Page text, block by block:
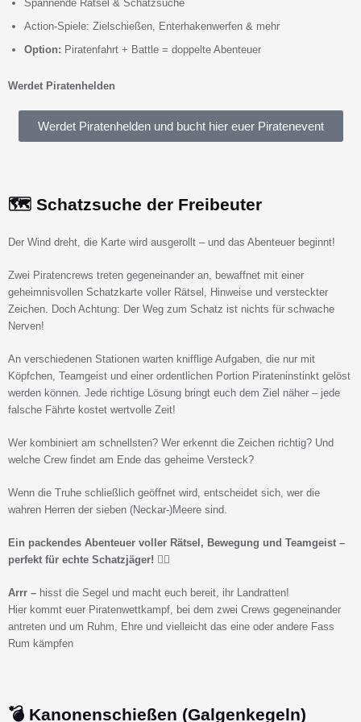
Spannende Rätsel & Schatzsuche
Action-Spiele: Zielschießen, Enterhakenwerfen & mehr
Option: Piratenfahrt + Battle = doppelte Abenteuer
Werdet Piratenhelden
Werdet Piratenhelden und bucht hier euer Piratenevent
🗺️ Schatzsuche der Freibeuter
Der Wind dreht, die Karte wird ausgerollt – und das Abenteuer beginnt!
Zwei Piratencrews treten gegeneinander an, bewaffnet mit einer
geheimnisvollen Schatzkarte voller Rätsel, Hinweise und versteckter
Zeichen. Doch Achtung: Der Weg zum Schatz ist nichts für schwache
Nerven!
An verschiedenen Stationen warten knifflige Aufgaben, die nur mit
Köpfchen, Teamgeist und einer ordentlichen Portion Pirateninstinkt gelöst
werden können. Jede richtige Lösung bringt euch dem Ziel näher – jede
falsche Fährte kostet wertvolle Zeit!
Wer kombiniert am schnellsten? Wer erkennt die Zeichen richtig? Und
welche Crew findet am Ende das geheime Versteck?
Wenn die Truhe schließlich geöffnet wird, entscheidet sich, wer die
wahren Herren der sieben (Neckar-)Meere sind.
Ein packendes Abenteuer voller Rätsel, Bewegung und Teamgeist –
perfekt für echte Schatzjäger! 🏴‍☠️
Arrr – hisst die Segel und macht euch bereit, ihr Landratten!
Hier kommt euer Piratenwettkampf, bei dem zwei Crews gegeneinander
antreten und um Ruhm, Ehre und vielleicht das eine oder andere Fass
Rum kämpfen
💣 Kanonenschießen (Galgenkegeln)